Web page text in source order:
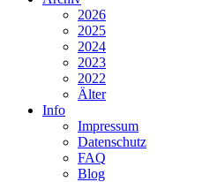
2026
2025
2024
2023
2022
Älter
Info
Impressum
Datenschutz
FAQ
Blog